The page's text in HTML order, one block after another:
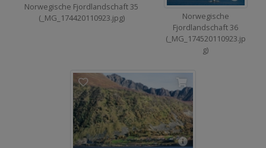
Norwegische Fjordlandschaft 35
(_MG_174420110923.jpg)
Norwegische
Fjordlandschaft 36
(_MG_174520110923.jp
g)